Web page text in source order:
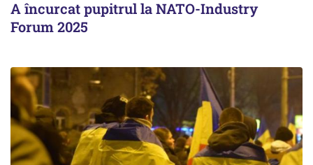
A încurcat pupitrul la NATO-Industry
Forum 2025